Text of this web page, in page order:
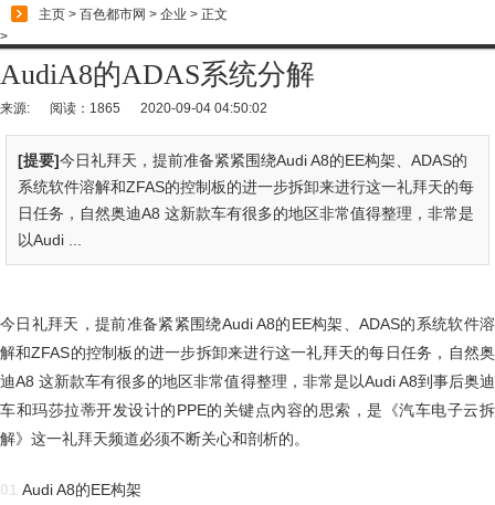
主页 > 百色都市网 > 企业 > 正文
>
AudiA8的ADAS系统分解
来源: 阅读：1865 2020-09-04 04:50:02
[提要]今日礼拜天，提前准备紧紧围绕Audi A8的EE构架、ADAS的
系统软件溶解和ZFAS的控制板的进一步拆卸来进行这一礼拜天的每
日任务，自然奥迪A8 这新款车有很多的地区非常值得整理，非常是
以Audi ...
今日礼拜天，提前准备紧紧围绕Audi A8的EE构架、ADAS的系统软件溶
解和ZFAS的控制板的进一步拆卸来进行这一礼拜天的每日任务，自然奥
迪A8 这新款车有很多的地区非常值得整理，非常是以Audi A8到事后奥迪
车和玛莎拉蒂开发设计的PPE的关键点內容的思索，是《汽车电子云拆
解》这一礼拜天频道必须不断关心和剖析的。
Audi A8的EE构架